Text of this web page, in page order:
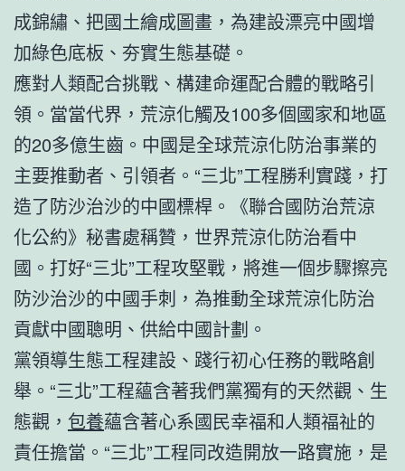
成錦繡、把國土繪成圖畫，為建設漂亮中國增
加綠色底板、夯實生態基礎。
應對人類配合挑戰、構建命運配合體的戰略引
領。當當代界，荒涼化觸及100多個國家和地區
的20多億生齒。中國是全球荒涼化防治事業的
主要推動者、引領者。“三北”工程勝利實踐，打
造了防沙治沙的中國標桿。《聯合國防治荒涼
化公約》秘書處稱贊，世界荒涼化防治看中
國。打好“三北”工程攻堅戰，將進一個步驟擦亮
防沙治沙的中國手刺，為推動全球荒涼化防治
貢獻中國聰明、供給中國計劃。
黨領導生態工程建設、踐行初心任務的戰略創
舉。“三北”工程蘊含著我們黨獨有的天然觀、生
態觀， 包養蘊含著心系國民幸福和人類福祉的
責任擔當。“三北”工程同改造開放一路實施，是